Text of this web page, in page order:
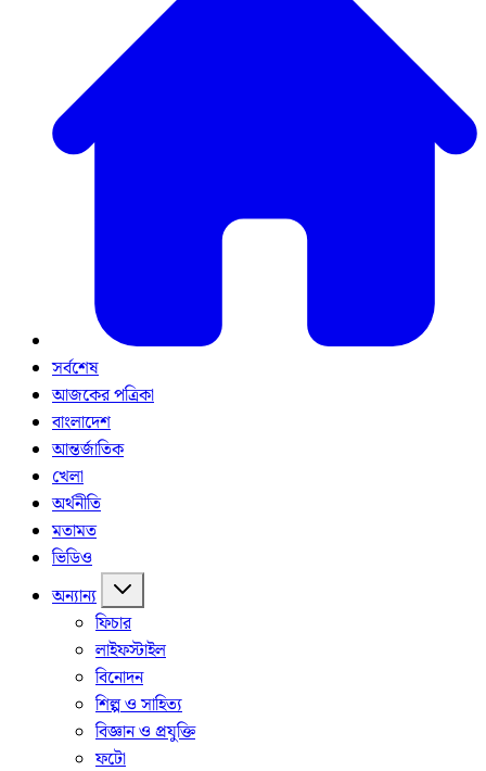
সর্বশেষ
আজকের পত্রিকা
বাংলাদেশ
আন্তর্জাতিক
খেলা
অর্থনীতি
মতামত
ভিডিও
অন্যান্য
ফিচার
লাইফস্টাইল
বিনোদন
শিল্প ও সাহিত্য
বিজ্ঞান ও প্রযুক্তি
ফটো